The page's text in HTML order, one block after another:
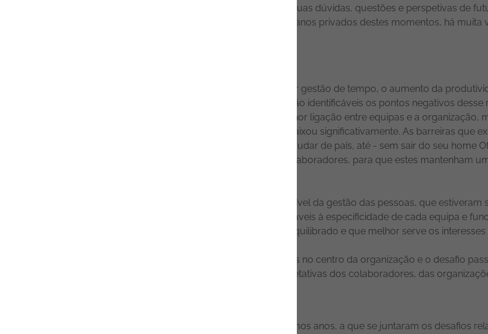
equipa de gestão e que lhes permitem partilhar as suas dúvidas, questões e perspetivas de
eventos presenciais. Apesar de termos estado dois anos privados destes momentos, há
O trabalho remoto trouxe benefícios como a melhor gestão de tempo, o aumento da
empresas e para os colaboradores. Mas também são identificáveis os pontos negativos
profissional e pessoal, maiores níveis de stress, menor ligação entre equipas e a
ou de inovação. Por outro, o "custo de mudança" baixou significativamente. As barreiras que
derrubadas. Hoje é possível mudar de empresa - mudar de país, até - sem sair do seu home
novas variáveis que permitam criar elos com os colaboradores, para que estes mantenham
Com a pandemia, surgiram diferentes desafios ao nível da gestão das pessoas, que
os novos modelos de trabalho terão que ser adaptáveis à especificidade de cada equipa e
desafio é o de procurar encontrar o modelo mais equilibrado e que melhor serve os
Este é o tempo de colocar - ainda mais - as pessoas no centro da organização e o desafio
flexível e híbrido - às diferentes necessidades e expetativas dos colaboradores, das
Com a evolução do mundo organizacional nos últimos anos, a que se juntaram os desafios